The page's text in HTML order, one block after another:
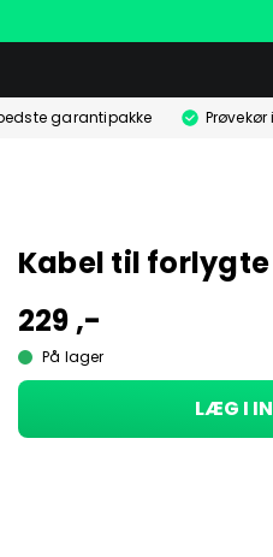
garantipakke
Kabel til forlygte
229 ,-
På lager
LÆG I